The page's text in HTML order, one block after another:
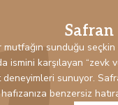
Safran
mutfağın sunduğu
ismini karşılayan “zevk
sunuyor.
benzersiz